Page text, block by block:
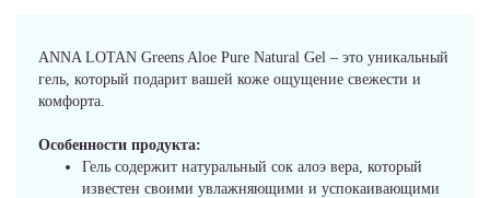
ANNA LOTAN Greens Aloe Pure Natural Gel – это уникальный
гель, который подарит вашей коже ощущение свежести и
комфорта.
Особенности продукта:
Гель содержит натуральный сок алоэ вера, который
известен своими увлажняющими и успокаивающими